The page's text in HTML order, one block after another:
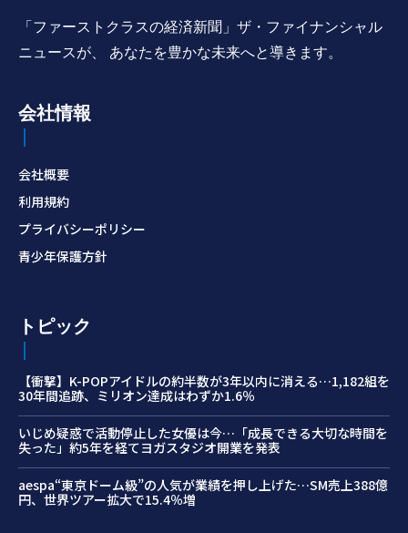
「ファーストクラスの経済新聞」ザ・ファイナンシャル
ニュースが、 あなたを豊かな未来へと導きます。
会社情報
会社概要
利用規約
プライバシーポリシー
青少年保護方針
トピック
【衝撃】K-POPアイドルの約半数が3年以内に消える…1,182組を
30年間追跡、ミリオン達成はわずか1.6％
いじめ疑惑で活動停止した女優は今…「成長できる大切な時間を
失った」約5年を経てヨガスタジオ開業を発表
aespa“東京ドーム級”の人気が業績を押し上げた…SM売上388億
円、世界ツアー拡大で15.4％増